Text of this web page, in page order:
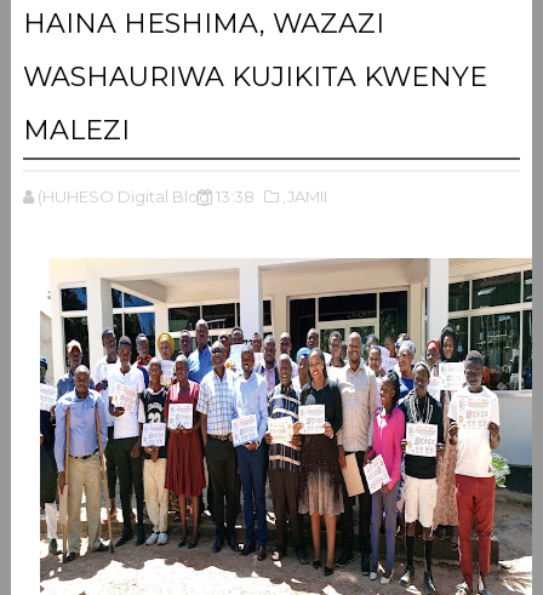
HAINA HESHIMA, WAZAZI
WASHAURIWA KUJIKITA KWENYE
MALEZI
(HUHESO Digital Blog 13:38 ,JAMII